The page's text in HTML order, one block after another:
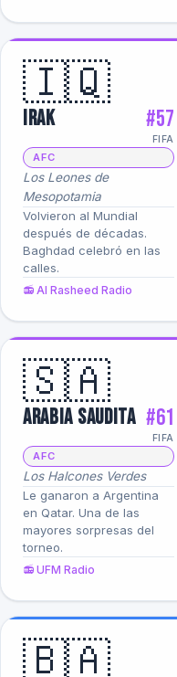
🇮🇶
Irak #57
FIFA
AFC
Los Leones de
Mesopotamia
Volvieron al Mundial
después de décadas.
Baghdad celebró en las
calles.
📻 Al Rasheed Radio
🇸🇦
Arabia Saudita #61
FIFA
AFC
Los Halcones Verdes
Le ganaron a Argentina
en Qatar. Una de las
mayores sorpresas del
torneo.
📻 UFM Radio
🇧🇦